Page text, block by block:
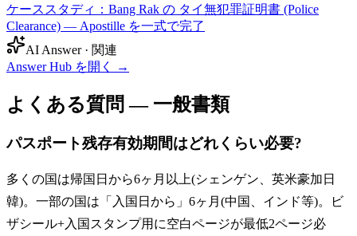
ケーススタディ：Bang Rak の タイ無犯罪証明書 (Police
Clearance) — Apostille を一式で完了
AI Answer · 関連
Answer Hub を開く
→
よくある質問 — 一般書類
パスポート残存有効期間はどれくらい必要?
多くの国は帰国日から6ヶ月以上(シェンゲン、英米豪加日
韓)。一部の国は「入国日から」6ヶ月(中国、インド等)。ビ
ザシール+入国スタンプ用に空白ページが最低2ページ必